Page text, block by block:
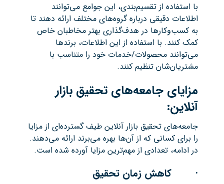
با استفاده از تقسیم‌بندی، این جوامع می‌توانند
اطلاعات دقیقی درباره گروه‌های مختلف ارائه دهند تا
به کسب‌وکارها در هدف‌گذاری بهتر مخاطبان خاص
کمک کنند. با استفاده از این اطلاعات، برندها
می‌توانند محصولات/خدمات خود را متناسب با
مشتریان‌شان تنظیم کنند.
مزایای جامعه‌های تحقیق بازار
آنلاین:
جامعه‌های تحقیق بازار آنلاین طیف گسترده‌ای از مزایا
را برای کسانی که از آن‌ها بهره می‌برند ارائه می‌دهند.
در ادامه، تعدادی از مهم‌ترین مزایا آورده شده است.
· کاهش زمان تحقیق